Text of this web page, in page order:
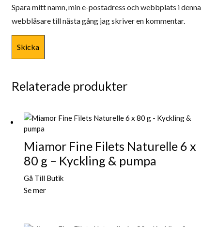
Spara mitt namn, min e-postadress och webbplats i denna
webbläsare till nästa gång jag skriver en kommentar.
Relaterade produkter
Miamor Fine Filets Naturelle 6 x
80 g – Kyckling & pumpa
Gå Till Butik
Se mer